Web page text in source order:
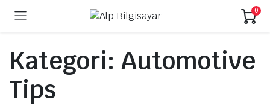
0
Kategori: Automotive
Tips